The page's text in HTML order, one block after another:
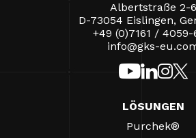
Albertstraße 2-6
D-73054 Eislingen,
+49 (0)7161 / 4059-
info@gks-
LÖSUNGEN
Purchek®